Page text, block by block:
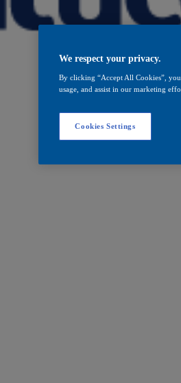
We respect your privacy.
By clicking “Accept All Cookies”,
usage, and assist in our marketing
Cookies Settings